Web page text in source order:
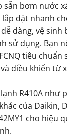
sẵn bơm nước
đặt nhanh
dàng, vệ
sử dụng. Bạn
tiêu chuẩn
điều khiển từ
R410A như
của Daikin,
cho hiệu